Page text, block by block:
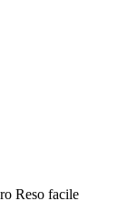
Reso facile